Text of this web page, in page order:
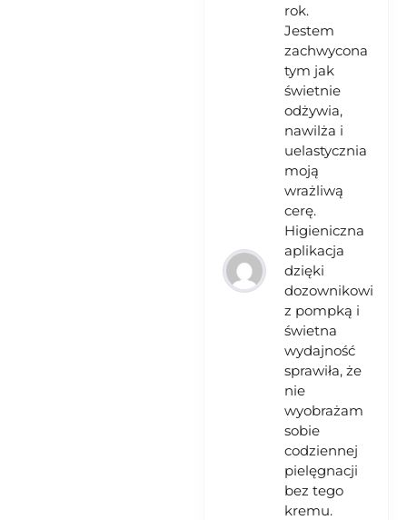
rok.
Jestem
zachwycona
tym jak
świetnie
odżywia,
nawilża i
uelastycznia
moją
wrażliwą
cerę.
Higieniczna
aplikacja
dzięki
dozownikowi
z pompką i
świetna
wydajność
sprawiła, że
nie
wyobrażam
sobie
codziennej
pielęgnacji
bez tego
kremu.